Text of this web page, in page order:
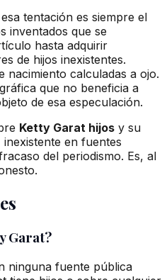
tentación es siempre el
inventados que se
hasta adquirir
de hijos inexistentes.
nacimiento calculadas a ojo.
que no beneficia a
de esa especulación.
Ketty Garat hijos y su
en fuentes
del periodismo. Es, al
Garat?
ninguna fuente pública